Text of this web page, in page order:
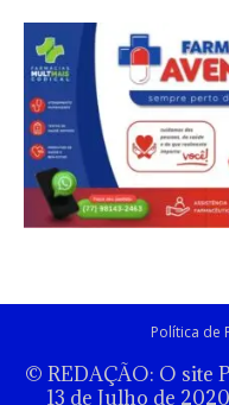
Política de
© REDAÇÃO: O site
13 de Julho de